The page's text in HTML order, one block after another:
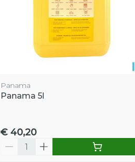
Panama
Panama 5l
€ 40,20
Aantal